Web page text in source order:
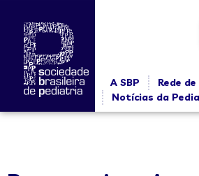
A SBP Rede
Notícias da